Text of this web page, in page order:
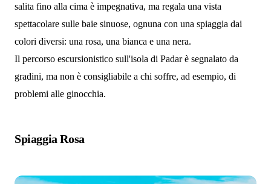
salita fino alla cima è impegnativa, ma regala una vista
spettacolare sulle baie sinuose, ognuna con una spiaggia dai
colori diversi: una rosa, una bianca e una nera.
Il percorso escursionistico sull'isola di Padar è segnalato da
gradini, ma non è consigliabile a chi soffre, ad esempio, di
problemi alle ginocchia.
Spiaggia Rosa